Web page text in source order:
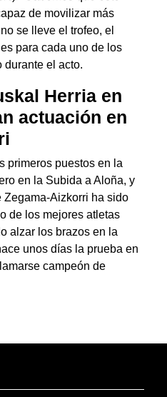
de movilizar más
se lleve el trofeo, el
para cada uno de los
durante el acto.
Herria en
actuación en
primeros puestos en la
en la Subida a Aloña, y
Zegama-Aizkorri ha sido
de los mejores atletas
alzar los brazos en la
unos días la prueba en
campeón de